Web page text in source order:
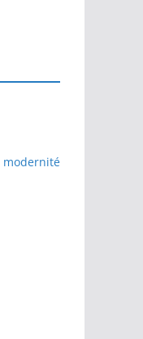
modernité